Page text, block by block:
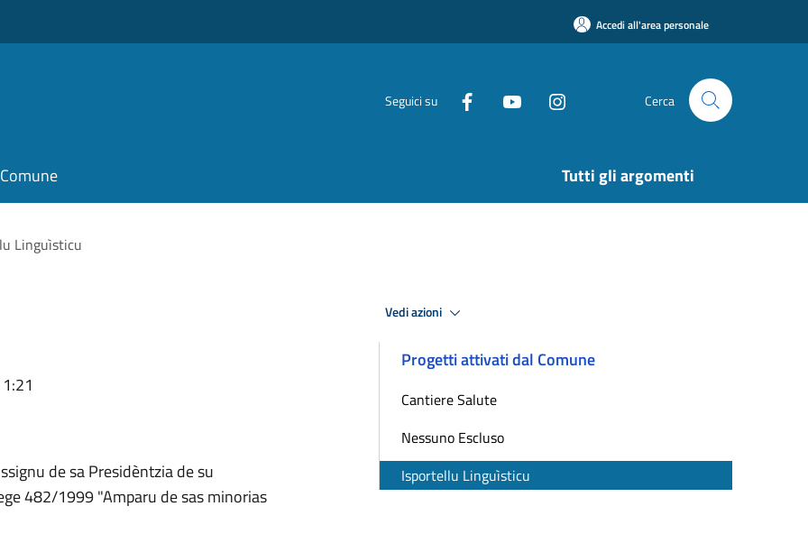
Accedi all'area personale
Seguici su Cerca
Tutti gli argomenti
Linguìsticu
de sa Presidèntzia de su
482/1999 "Amparu de sas minorias
Vedi azioni
Progetti attivati dal Comune
Cantiere Salute
Nessuno Escluso
Isportellu Linguìsticu